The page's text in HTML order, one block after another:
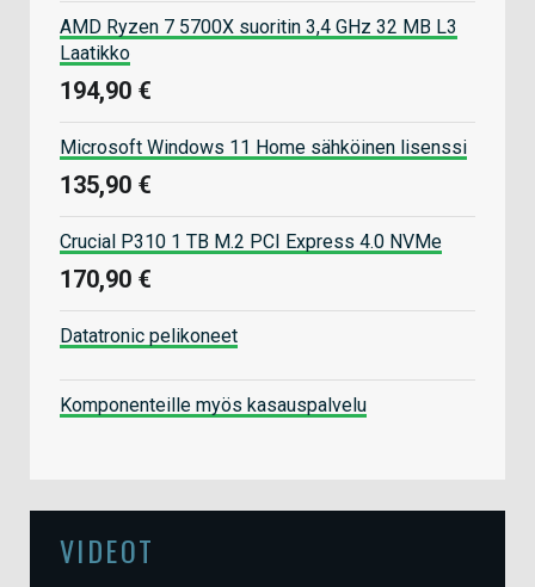
AMD Ryzen 7 5700X suoritin 3,4 GHz 32 MB L3
Laatikko
194,90 €
Microsoft Windows 11 Home sähköinen lisenssi
135,90 €
Crucial P310 1 TB M.2 PCI Express 4.0 NVMe
170,90 €
Datatronic pelikoneet
Komponenteille myös kasauspalvelu
VIDEOT